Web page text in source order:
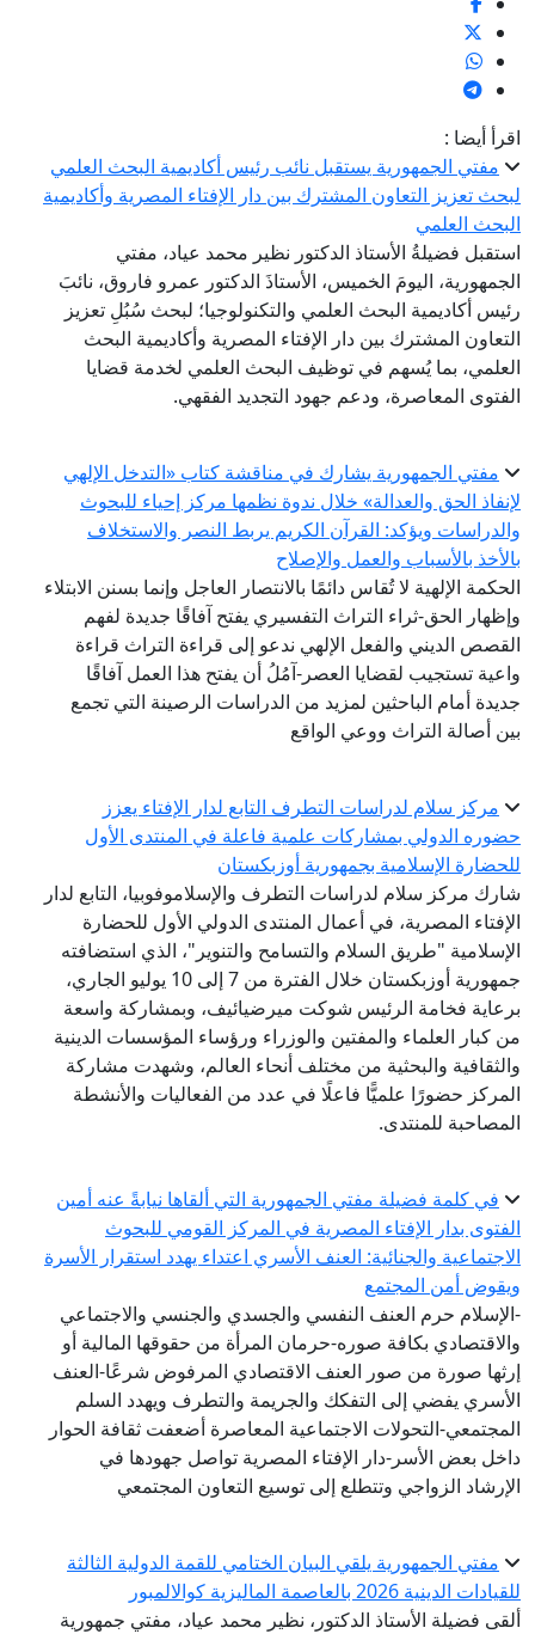
أيضا :
مفتي الجمهورية يستقبل نائب رئيس أكاديمية البحث العلمي
تعزيز التعاون المشترك بين دار الإفتاء المصرية وأكاديمية
العلمي
فضيلةُ الأستاذ الدكتور نظير محمد عياد، مفتي
اليومَ الخميس، الأستاذَ الدكتور عمرو فاروق، نائبَ
أكاديمية البحث العلمي والتكنولوجيا؛ لبحث سُبُلِ تعزيز
المشترك بين دار الإفتاء المصرية وأكاديمية البحث
بما يُسهم في توظيف البحث العلمي لخدمة قضايا
المعاصرة، ودعم جهود التجديد الفقهي.
مفتي الجمهورية يشارك في مناقشة كتاب «التدخل الإلهي
الحق والعدالة» خلال ندوة نظمها مركز إحياء للبحوث
ويؤكد: القرآن الكريم يربط النصر والاستخلاف
بالأسباب والعمل والإصلاح
الإلهية لا تُقاس دائمًا بالانتصار العاجل وإنما بسنن الابتلاء
الحق-ثراء التراث التفسيري يفتح آفاقًا جديدة لفهم
الديني والفعل الإلهي ندعو إلى قراءة التراث قراءة
تستجيب لقضايا العصر-آمُلُ أن يفتح هذا العمل آفاقًا
أمام الباحثين لمزيد من الدراسات الرصينة التي تجمع
أصالة التراث ووعي الواقع
مركز سلام لدراسات التطرف التابع لدار الإفتاء يعزز
الدولي بمشاركات علمية فاعلة في المنتدى الأول
الإسلامية بجمهورية أوزبكستان
مركز سلام لدراسات التطرف والإسلاموفوبيا، التابع لدار
المصرية، في أعمال المنتدى الدولي الأول للحضارة
"طريق السلام والتسامح والتنوير"، الذي استضافته
جمهورية أوزبكستان خلال الفترة من 7 إلى 10 يوليو الجاري،
فخامة الرئيس شوكت ميرضيائيف، وبمشاركة واسعة
كبار العلماء والمفتين والوزراء ورؤساء المؤسسات الدينية
والبحثية من مختلف أنحاء العالم، وشهدت مشاركة
حضورًا علميًّا فاعلًا في عدد من الفعاليات والأنشطة
للمنتدى.
في كلمة فضيلة مفتي الجمهورية التي ألقاها نيابةً عنه أمين
بدار الإفتاء المصرية في المركز القومي للبحوث
والجنائية: العنف الأسري اعتداء يهدد استقرار الأسرة
أمن المجتمع
حرم العنف النفسي والجسدي والجنسي والاجتماعي
بكافة صوره-حرمان المرأة من حقوقها المالية أو
صورة من صور العنف الاقتصادي المرفوض شرعًا-العنف
يفضي إلى التفكك والجريمة والتطرف ويهدد السلم
التحولات الاجتماعية المعاصرة أضعفت ثقافة الحوار
بعض الأسر-دار الإفتاء المصرية تواصل جهودها في
الزواجي وتتطلع إلى توسيع التعاون المجتمعي
مفتي الجمهورية يلقي البيان الختامي للقمة الدولية الثالثة
الدينية 2026 بالعاصمة الماليزية كوالالمبور
فضيلة الأستاذ الدكتور، نظير محمد عياد، مفتي جمهورية